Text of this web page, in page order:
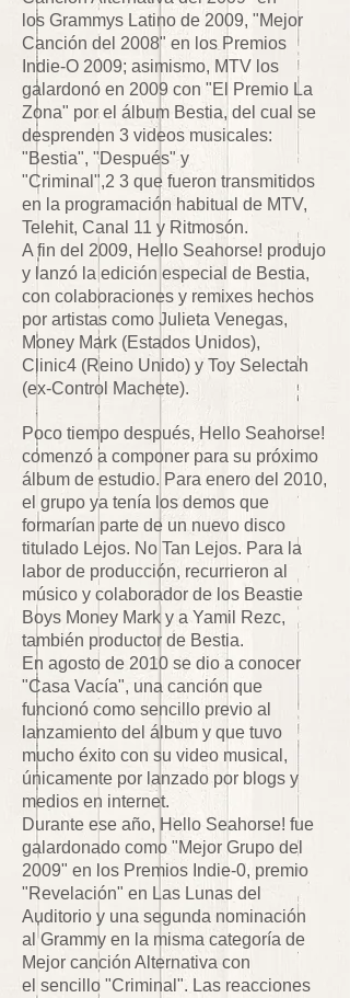
los Grammys Latino de 2009, "Mejor
Canción del 2008" en los Premios
Indie-O 2009; asimismo, MTV los
galardonó en 2009 con "El Premio La
Zona" por el álbum Bestia, del cual se
desprenden 3 videos musicales:
"Bestia", "Después" y
"Criminal",2 3 que fueron transmitidos
en la programación habitual de MTV,
Telehit, Canal 11 y Ritmosón.
A fin del 2009, Hello Seahorse! produjo
y lanzó la edición especial de Bestia,
con colaboraciones y remixes hechos
por artistas como Julieta Venegas,
Money Mark (Estados Unidos),
Clinic4 (Reino Unido) y Toy Selectah
(ex-Control Machete).
Poco tiempo después, Hello Seahorse!
comenzó a componer para su próximo
álbum de estudio. Para enero del 2010,
el grupo ya tenía los demos que
formarían parte de un nuevo disco
titulado Lejos. No Tan Lejos. Para la
labor de producción, recurrieron al
músico y colaborador de los Beastie
Boys Money Mark y a Yamil Rezc,
también productor de Bestia.
En agosto de 2010 se dio a conocer
"Casa Vacía", una canción que
funcionó como sencillo previo al
lanzamiento del álbum y que tuvo
mucho éxito con su video musical,
únicamente por lanzado por blogs y
medios en internet.
Durante ese año, Hello Seahorse! fue
galardonado como "Mejor Grupo del
2009" en los Premios Indie-0, premio
"Revelación" en Las Lunas del
Auditorio y una segunda nominación
al Grammy en la misma categoría de
Mejor canción Alternativa con
el sencillo "Criminal". Las reacciones